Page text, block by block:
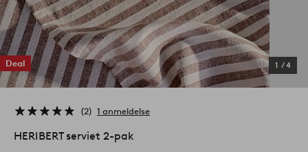
Deal 1 /4
2 1 anmeldelse
HERIBERT serviet 2-pak